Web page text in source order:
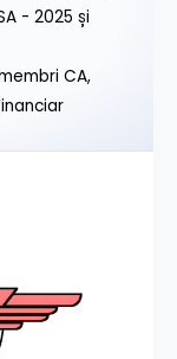
- 2025 și
CA,